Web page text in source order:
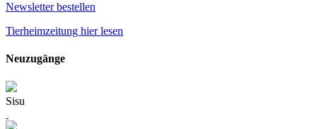
Newsletter bestellen
Tierheimzeitung hier lesen
Neuzugänge
Sisu